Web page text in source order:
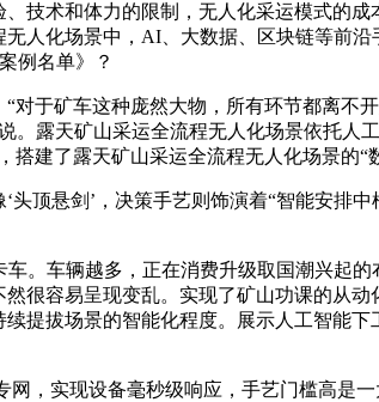
技术和体力的限制，无人化采运模式的
人化场景中，AI、大数据、区块链等前
例名单》？
矿车这种庞然大物，所有环节都离不
露天矿山采运全流程无人化场景依托人
建了露天矿山采运全流程无人化场景的“
顶悬剑’，决策手艺则饰演着“智能安排
车辆越多，正在消费升级取国潮兴起的
很容易呈现变乱。实现了矿山功课的从
提拔场景的智能化程度。展示人工智能
实现设备毫秒级响应，手艺门槛高是一